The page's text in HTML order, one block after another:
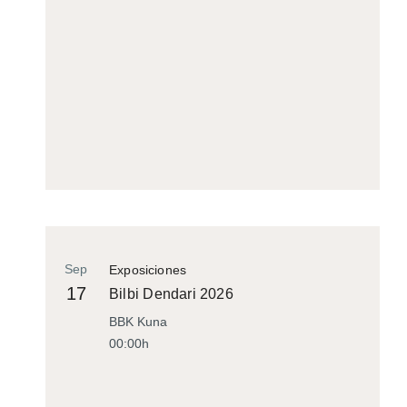
Exposiciones
Sep
17 Bilbi Dendari 2026
BBK Kuna
00:00h